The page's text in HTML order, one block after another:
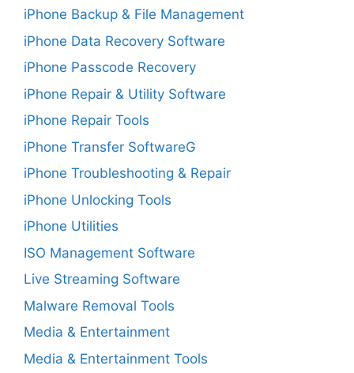
iPhone Backup & File Management
iPhone Data Recovery Software
iPhone Passcode Recovery
iPhone Repair & Utility Software
iPhone Repair Tools
iPhone Transfer SoftwareG
iPhone Troubleshooting & Repair
iPhone Unlocking Tools
iPhone Utilities
ISO Management Software
Live Streaming Software
Malware Removal Tools
Media & Entertainment
Media & Entertainment Tools